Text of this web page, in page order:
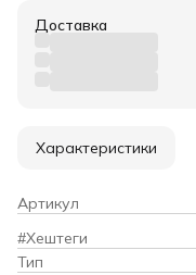
Доставка
Характеристики
Артикул
#Хештеги
Тип